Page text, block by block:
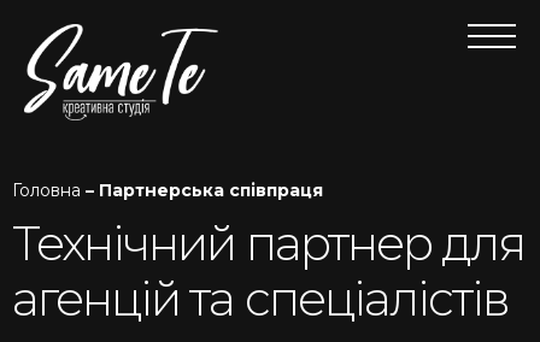
Головна – Партнерська співпраця
Технічний партнер для
агенцій та спеціалістів